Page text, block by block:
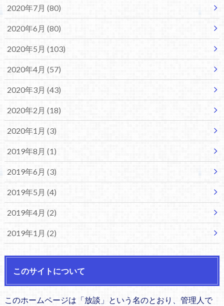
2020年7月 (80)
2020年6月 (80)
2020年5月 (103)
2020年4月 (57)
2020年3月 (43)
2020年2月 (18)
2020年1月 (3)
2019年8月 (1)
2019年6月 (3)
2019年5月 (4)
2019年4月 (2)
2019年1月 (2)
このサイトについて
このホームページは「放談」という名のとおり、管理人で